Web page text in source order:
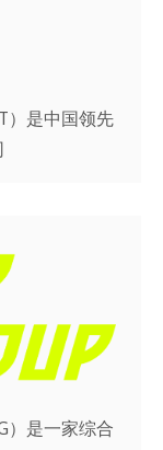
）是中国领先
）是一家综合